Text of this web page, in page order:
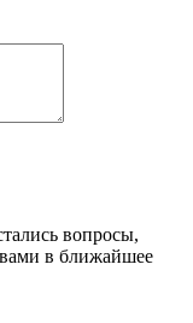
вопросы,
в ближайшее